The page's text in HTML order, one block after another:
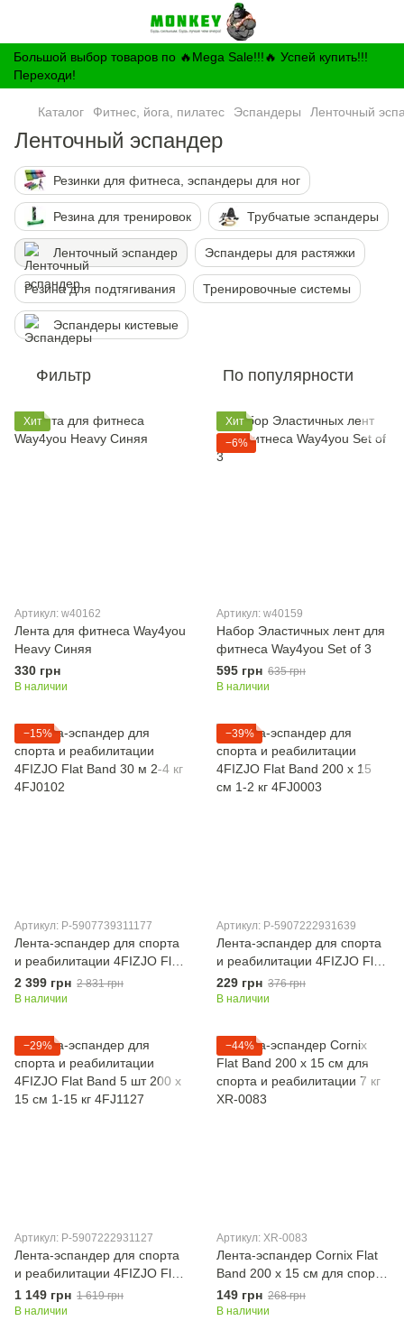
Большой выбор товаров по 🔥Mega Sale!!!🔥 Успей купить!!!
Переходи!
Каталог Фитнес, йога, пилатес Эспандеры Ленточный
Ленточный эспандер
Резинки для фитнеса, эспандеры для ног
Резина для тренировок Трубчатые эспандеры
Ленточный эспандер Эспандеры для растяжки
Резина для подтягивания Тренировочные системы
Эспандеры кистевые
Фильтр По популярности
Хит
Артикул: w40162
Лента для фитнеса Way4you
Heavy Синяя
330 грн
В наличии
Хит
−6%
Артикул: w40159
Набор Эластичных лент для
фитнеса Way4you Set of 3
595 грн 635 грн
В наличии
−15%
Артикул: P-5907739311177
Лента-эспандер для спорта
и реабилитации 4FIZJO Flat
Band 30 м 2-4 кг 4FJ0102
2 399 грн 2 831 грн
В наличии
−39%
Артикул: P-5907222931639
Лента-эспандер для спорта
и реабилитации 4FIZJO Flat
Band 200 х 15 cм 1-2 кг
4FJ0003
229 грн 376 грн
В наличии
−29%
Артикул: P-5907222931127
Лента-эспандер для спорта
и реабилитации 4FIZJO Flat
Band 5 шт 200 х 15 cм 1-15
кг 4FJ1127
1 149 грн 1 619 грн
В наличии
−44%
Артикул: XR-0083
Лента-эспандер Cornix Flat
Band 200 х 15 cм для спорта
и реабилитации 7 кг XR-
0083
149 грн 268 грн
В наличии